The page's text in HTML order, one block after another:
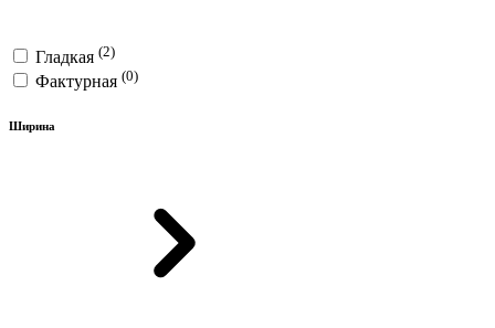
Гладкая (2)
Фактурная (0)
Ширина